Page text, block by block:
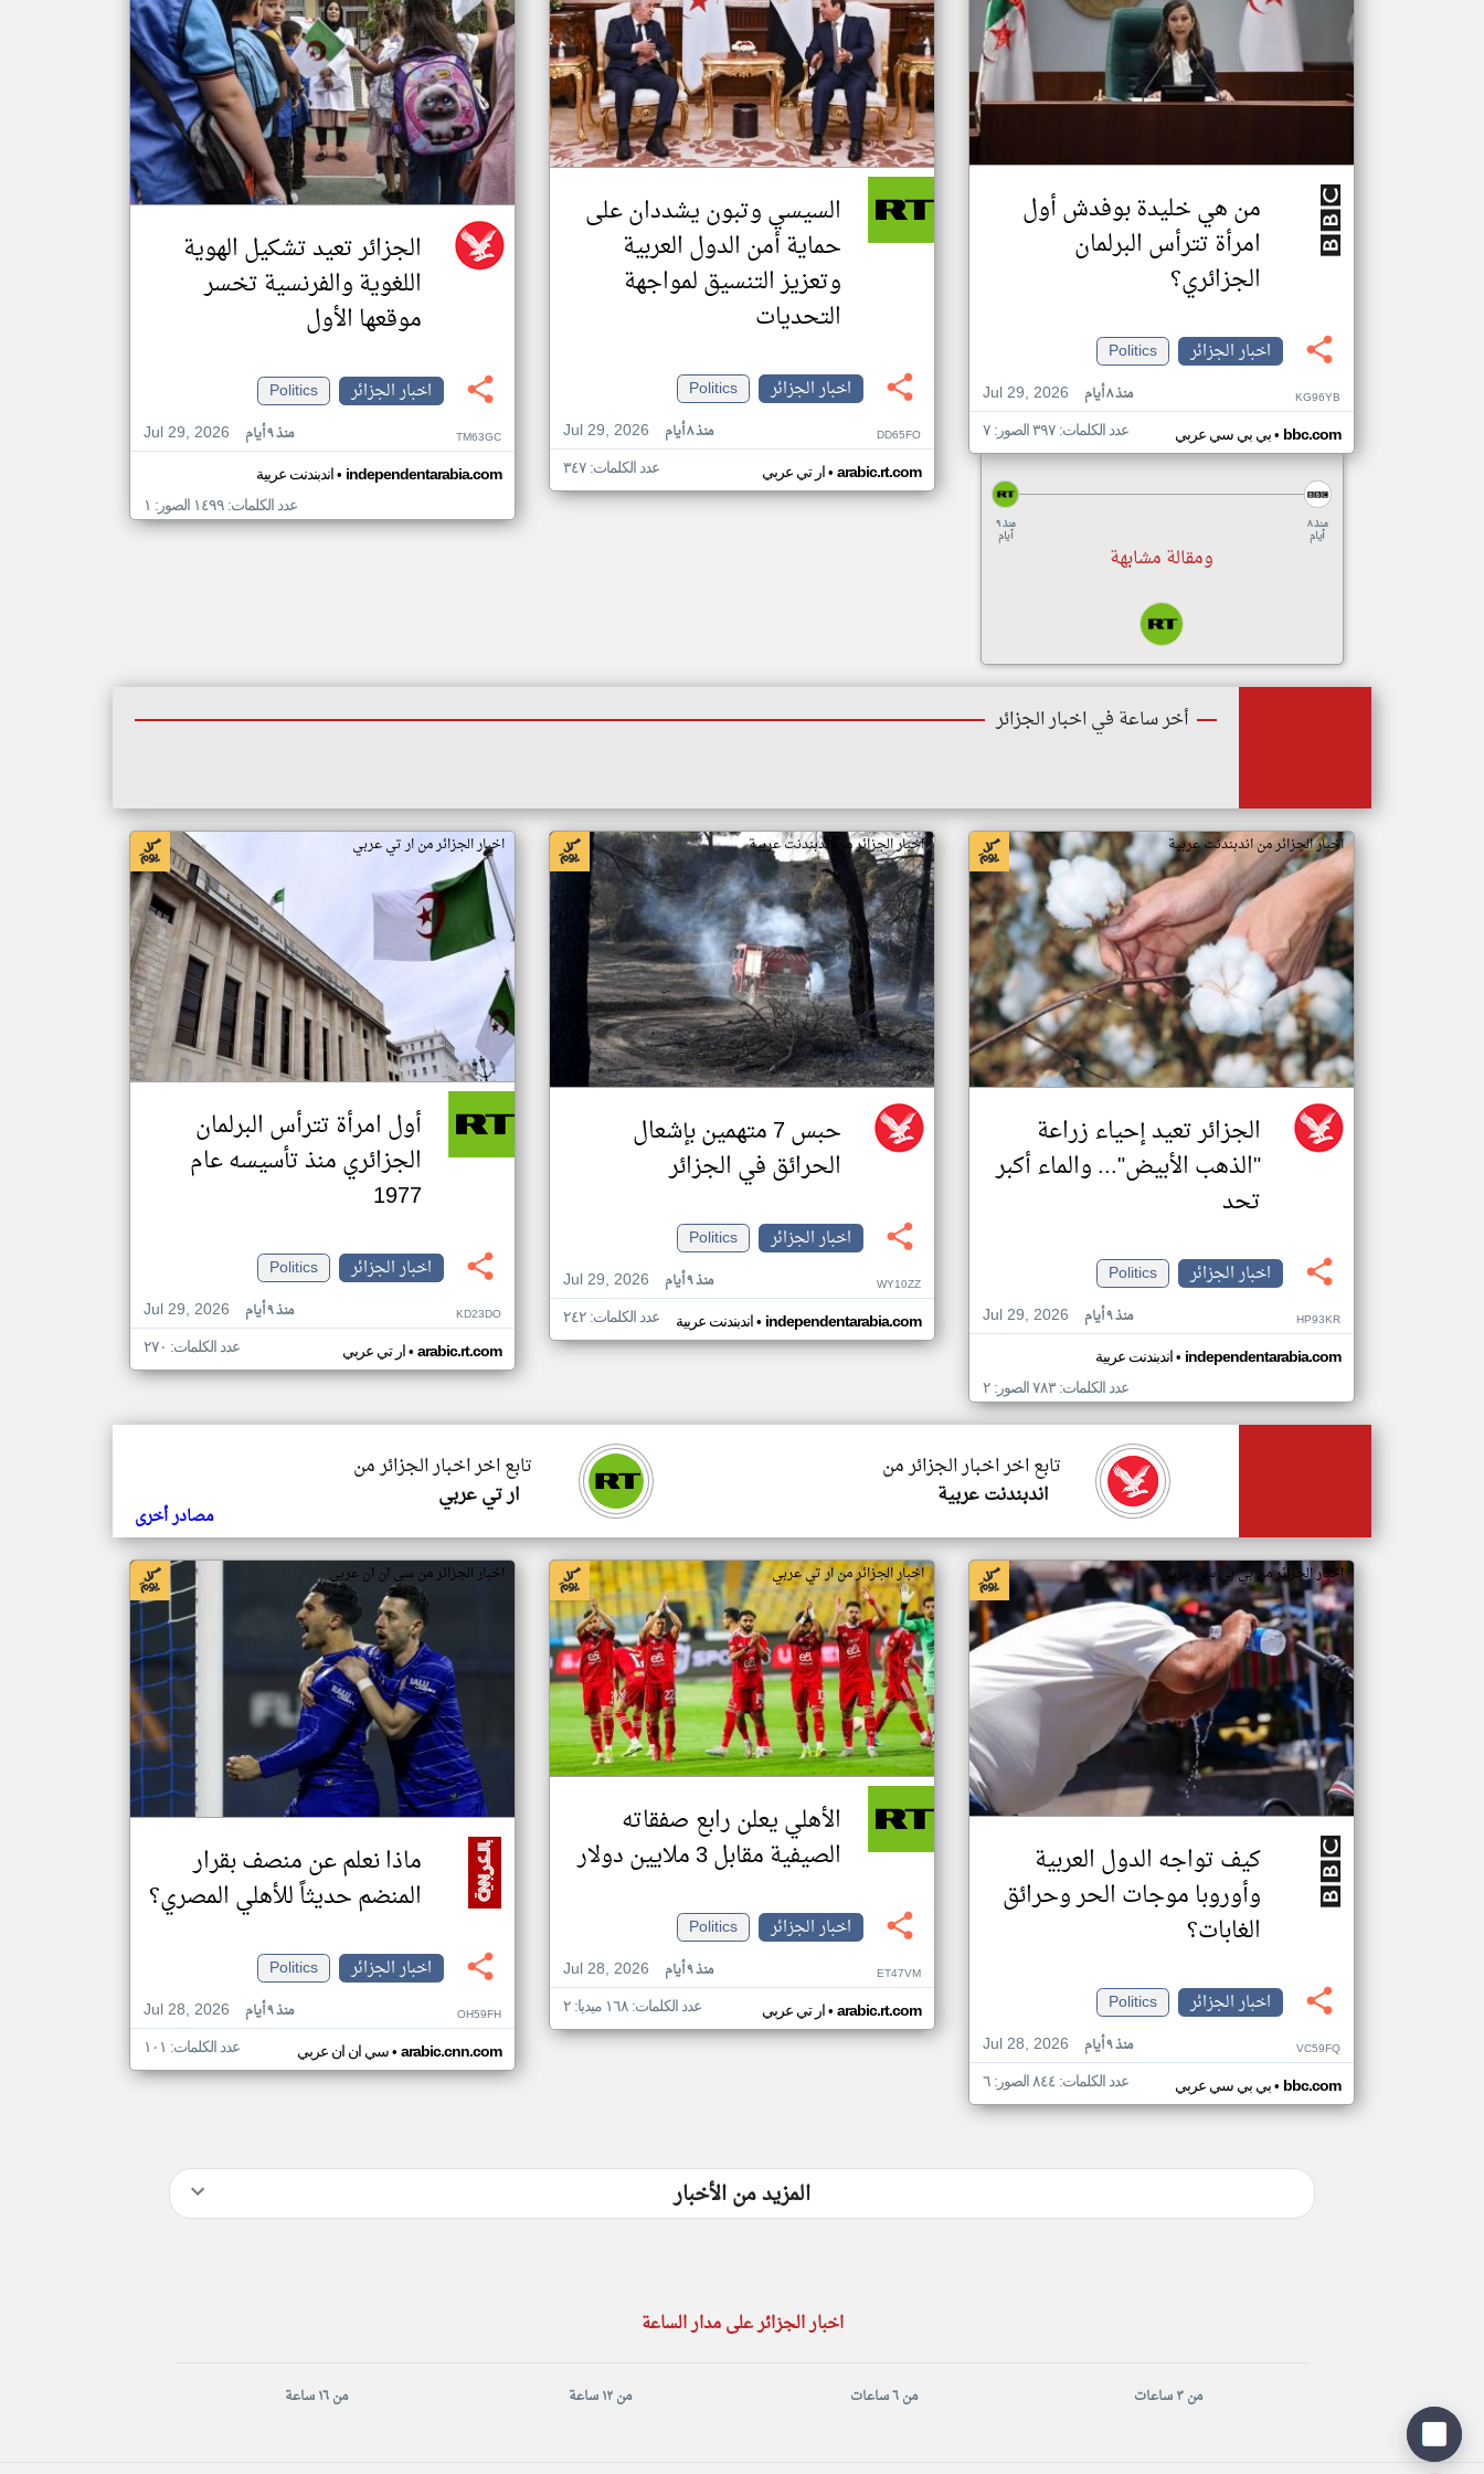
من هي خليدة بوفدش أول
امرأة تترأس البرلمان
الجزائري؟
اخبار الجزائر
Politics
Jul 29, 2026
منذ ٨ أيام KG96YB
بي بي سي عربي• bbc.com عدد الكلمات: ٣٩٧ الصور: ٧
منذ ٩
أيام
منذ ٨
أيام
ومقالة مشابهة
السيسي وتبون يشددان على
حماية أمن الدول العربية
وتعزيز التنسيق لمواجهة
التحديات
اخبار الجزائر
Politics
Jul 29, 2026
منذ ٨ أيام DD65FO
ار تي عربي• arabic.rt.com عدد الكلمات: ٣٤٧
الجزائر تعيد تشكيل الهوية
اللغوية والفرنسية تخسر
موقعها الأول
اخبار الجزائر
Politics
Jul 29, 2026
منذ ٩ أيام TM63GC
اندبندنت عربية• independentarabia.com
عدد الكلمات: ١٤٩٩ الصور: ١
أخر ساعة في اخبار الجزائر
اخبار الجزائر من اندبندنت عربية
الجزائر تعيد إحياء زراعة
"الذهب الأبيض"... والماء أكبر
تحد
اخبار الجزائر
Politics
Jul 29, 2026
منذ ٩ أيام HP93KR
اندبندنت عربية• independentarabia.com
عدد الكلمات: ٧٨٣ الصور: ٢
اخبار الجزائر من اندبندنت عربية
حبس 7 متهمين بإشعال
الحرائق في الجزائر
اخبار الجزائر
Politics
Jul 29, 2026
منذ ٩ أيام WY10ZZ
اندبندنت عربية• independentarabia.com عدد الكلمات: ٢٤٢
اخبار الجزائر من ار تي عربي
أول امرأة تترأس البرلمان
الجزائري منذ تأسيسه عام
1977
اخبار الجزائر
Politics
Jul 29, 2026
منذ ٩ أيام KD23DO
ار تي عربي• arabic.rt.com عدد الكلمات: ٢٧٠
تابع اخر اخبار الجزائر من
ار تي عربي
تابع اخر اخبار الجزائر من
اندبندنت عربية
مصادر أخرى
اخبار الجزائر من بي بي سي عربي
كيف تواجه الدول العربية
وأوروبا موجات الحر وحرائق
الغابات؟
اخبار الجزائر
Politics
Jul 28, 2026
منذ ٩ أيام VC59FQ
بي بي سي عربي• bbc.com عدد الكلمات: ٨٤٤ الصور: ٦
اخبار الجزائر من ار تي عربي
الأهلي يعلن رابع صفقاته
الصيفية مقابل 3 ملايين دولار
اخبار الجزائر
Politics
Jul 28, 2026
منذ ٩ أيام ET47VM
ار تي عربي• arabic.rt.com عدد الكلمات: ١٦٨ ميديا: ٢
اخبار الجزائر من سي ان ان عربي
ماذا نعلم عن منصف بقرار
المنضم حديثاً للأهلي المصري؟
اخبار الجزائر
Politics
Jul 28, 2026
منذ ٩ أيام OH59FH
سي ان ان عربي• arabic.cnn.com عدد الكلمات: ١٠١
المزيد من الأخبار
اخبار الجزائر على مدار الساعة
من ٣ ساعات من ٦ ساعات من ١٢ ساعة من ١٦ ساعة